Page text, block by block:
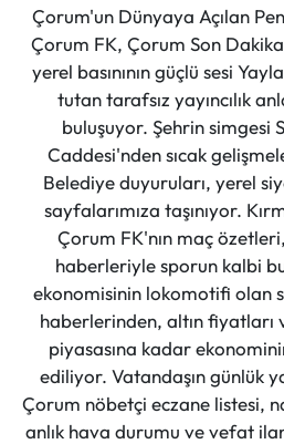
Çorum'un Dünyaya Açılan
Çorum FK, Çorum Son
yerel basınının güçlü sesi
tutan tarafsız yayıncılık
buluşuyor. Şehrin simgesi
Caddesi'nden sıcak
Belediye duyuruları, yerel
sayfalarımıza taşınıyor.
Çorum FK'nın maç
haberleriyle sporun kalbi
ekonomisinin lokomotifi olan
haberlerinden, altın fiyatları
piyasasına kadar
ediliyor. Vatandaşın günlük
Çorum nöbetçi eczane listesi,
anlık hava durumu ve vefat